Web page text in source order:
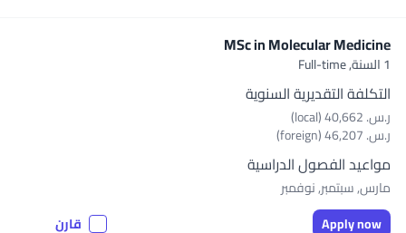
MSc in Molecular Medicine
1 السنة, Full-time
التكلفة التقديرية السنوية
ر.س.‏ 40,662 (local)
ر.س.‏ 46,207 (foreign)
مواعيد الفصول الدراسية
مارس, سبتمبر, نوفمبر
Apply now
قارن